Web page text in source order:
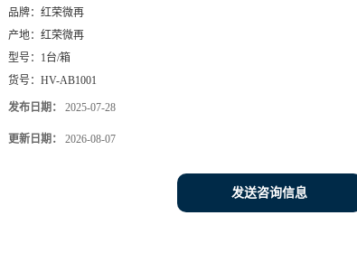
品牌： 红荣微再
产地： 红荣微再
型号： 1台/箱
货号： HV-AB1001
发布日期： 2025-07-28
更新日期： 2026-08-07
发送咨询信息